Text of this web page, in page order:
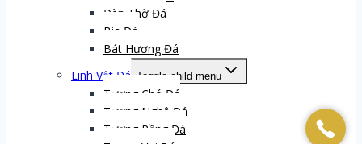
Đèn Thờ Đá
Bia Đá
Bát Hương Đá
Linh Vật Đá Toggle child menu
Tượng Chó Đá
Tượng Nghê Đá
Tượng Rồng Đá